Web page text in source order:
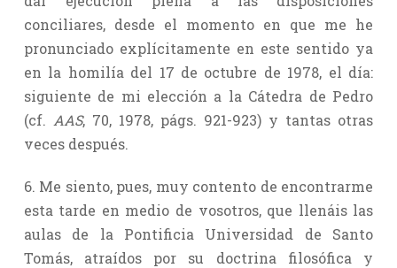
conciliares, desde el momento en que me he
pronunciado explícitamente en este sentido ya
en la homilía del 17 de octubre de 1978, el día:
siguiente de mi elección a la Cátedra de Pedro
(cf. AAS, 70, 1978, págs. 921-923) y tantas otras
veces después.
6. Me siento, pues, muy contento de encontrarme
esta tarde en medio de vosotros, que llenáis las
aulas de la Pontificia Universidad de Santo
Tomás, atraídos por su doctrina filosófica y